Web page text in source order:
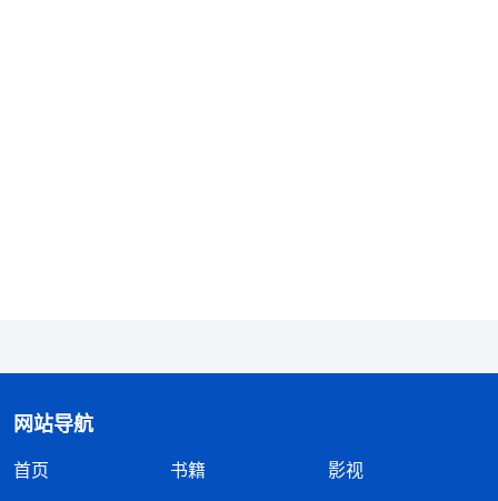
的。那怎么才能达到对自己有准确的评价、认识，脱
网站导航
首页 书籍
影视